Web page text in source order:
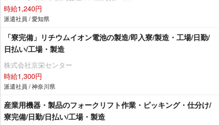
時給1,240円
派遣社員 / 愛知県
「寮完備」リチウムイオン電池の製造/即入寮/製造・工場/日勤/
日払い/工場・製造
株式会社京栄センター
時給1,300円
派遣社員 / 神奈川県
産業用機器・製品のフォークリフト作業・ピッキング・仕分け/
寮完備/日勤/日払い/工場・製造